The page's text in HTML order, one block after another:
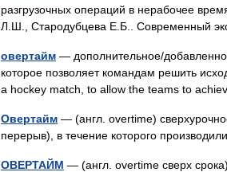
разгрузочных операций в нерабочее
Л.Ш., Стародубцева Е.Б.. Современный
овертайм — дополнительное/
которое позволяет командам решить
a hockey match, to allow the teams to
Овертайм — (англ. overtime)
перерыв), в течение которого
ОВЕРТАЙМ — (англ. overtime сверх